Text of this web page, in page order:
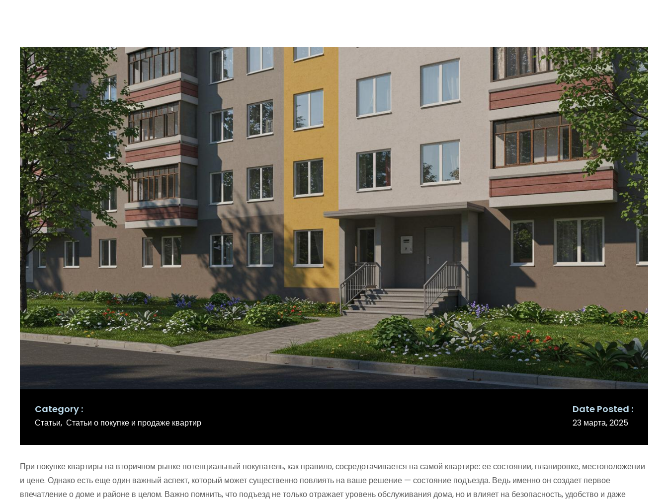
Category
Статьи Статьи о покупке и продаже квартир
Date Posted
23 марта, 2025
При покупке квартиры на вторичном рынке потенциальный покупатель, как правило, сосредотачивается на самой квартире: ее состоянии, планировке, местоположении
и цене. Однако есть еще один важный аспект, который может существенно повлиять на ваше решение — состояние подъезда. Ведь именно он создает первое
впечатление о доме и районе в целом. Важно помнить, что подъезд не только отражает уровень обслуживания дома, но и влияет на безопасность, удобство и даже